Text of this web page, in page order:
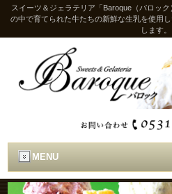
スイーツ＆ジェラテリア「Baroque（バロッ
の中で育てられた牛たちの新鮮な生乳を使用
します。
MENU